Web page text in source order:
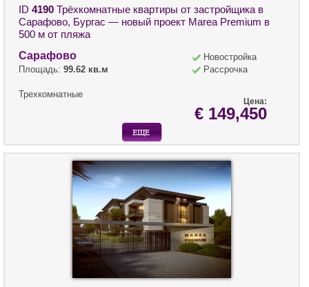
ID 4190 Трёхкомнатные квартиры от застройщика в
Сарафово, Бургас — новый проект Marea Premium в
500 м от пляжа
Сарафово
Площадь: 99.62 кв.м
Трехкомнатные
Новостройка
Рассрочка
Цена:
€ 149,450